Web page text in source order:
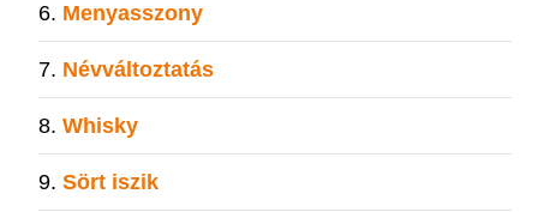
Menyasszony
Névváltoztatás
Whisky
Sört iszik